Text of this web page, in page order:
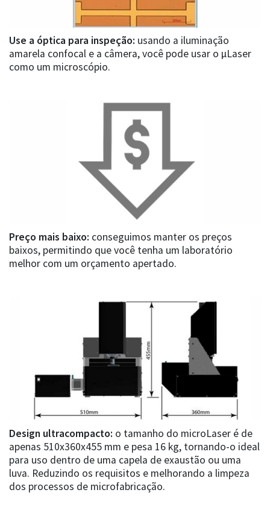
Use a óptica para inspeção: usando a iluminação
amarela confocal e a câmera, você pode usar o µLaser
como um microscópio.
Preço mais baixo: conseguimos manter os preços
baixos, permitindo que você tenha um laboratório
melhor com um orçamento apertado.
Design ultracompacto: o tamanho do microLaser é de
apenas 510x360x455 mm e pesa 16 kg, tornando-o ideal
para uso dentro de uma capela de exaustão ou uma
luva. Reduzindo os requisitos e melhorando a limpeza
dos processos de microfabricação.